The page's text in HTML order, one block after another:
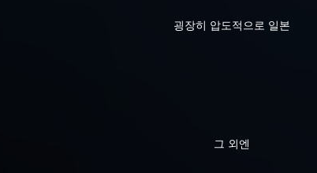
굉장히 압도적으로 일본
그 외엔